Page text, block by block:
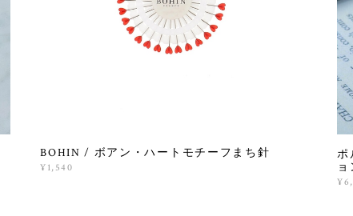
BOHIN / ボアン・ハートモチーフまち針
¥1,540
ポ